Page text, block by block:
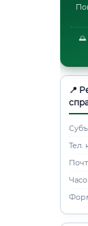
🌅
📍
Тел.